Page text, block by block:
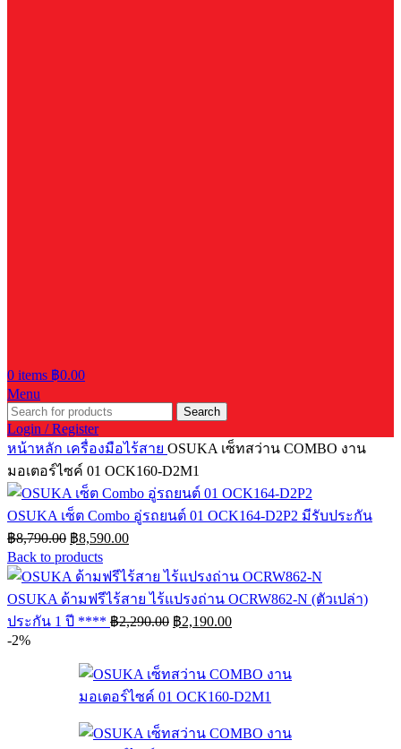
0 items ฿0.00
Menu
Search
Login / Register
หน้าหลัก เครื่องมือไร้สาย OSUKA เซ็ทสว่าน COMBO งาน
มอเตอร์ไซค์ 01 OCK160-D2M1
OSUKA เซ็ต Combo อู่รถยนต์ 01 OCK164-D2P2 มีรับประกัน
฿8,790.00 Original
price
was:
฿8,790.00.
฿8,590.00Current
price
is:
฿8,590.00.
Back to products
OSUKA ด้ามฟรีไร้สาย ไร้แปรงถ่าน OCRW862-N (ตัวเปล่า)
ประกัน 1 ปี **** ฿2,290.00 Original
price
฿2,290.00.
฿2,190.00Current
price
฿2,190.00.
-2%